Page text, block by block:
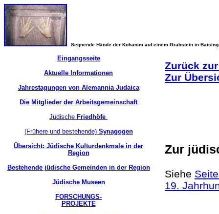
Segnende Hände der Kohanim auf einem Grabstein in
Eingangsseite
Aktuelle Informationen
Jahrestagungen von Alemannia Judaica
Die Mitglieder der Arbeitsgemeinschaft
Jüdische Friedhöfe
(Frühere und bestehende)Synagogen
Übersicht: Jüdische Kulturdenkmale in der
Region
Bestehende jüdische Gemeinden in der Region
Jüdische Museen
FORSCHUNGS-
PROJEKTE
Zurück
Zur
Zur
Siehe
19.